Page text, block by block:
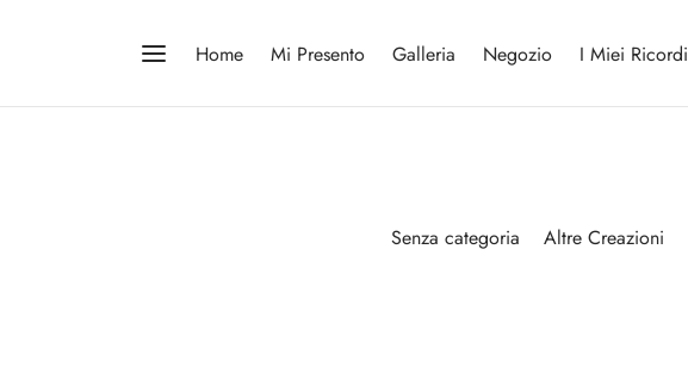
Home Mi Presento Galleria Negozio I Miei Ricordi
Senza categoria Altre Creazioni